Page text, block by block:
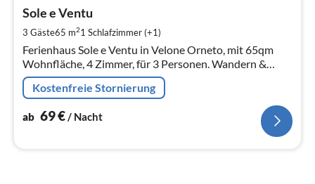
Sole e Ventu
3 Gäste65 m21 Schlafzimmer (+1)
Ferienhaus Sole e Ventu in Velone Orneto, mit 65qm
Wohnfläche, 4 Zimmer, für 3 Personen. Wandern &
Badeurlaub in perfekter Kombination!
Kostenfreie Stornierung
ab 69€/ Nacht